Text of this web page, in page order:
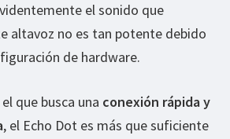
el sonido que
altavoz no es tan potente debido
de hardware.
que busca una conexión rápida y
, el Echo Dot es más que suficiente